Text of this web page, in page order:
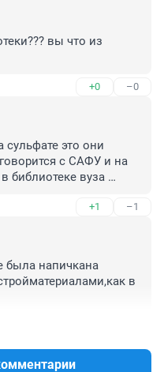
вы что из
+0 –0
сульфате это они
с САФУ и на
библиотеке вуза
+1 –1
была напичкана
в